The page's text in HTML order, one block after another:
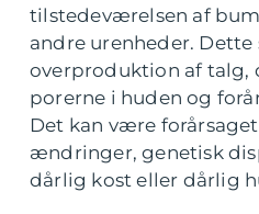
tilstedeværelsen af
andre urenheder. Dette
overproduktion af talg,
porerne i huden og
Det kan være
ændringer, genetisk
dårlig kost eller dårlig